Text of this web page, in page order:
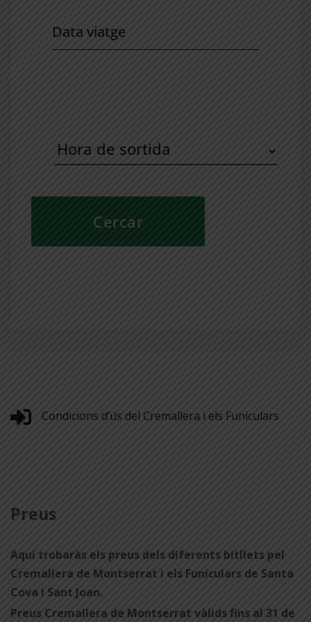
Data
Condicions d’ús del Cremallera i els Funiculars
Preus
Aquí trobaràs els preus dels diferents bitllets pel
Cremallera de Montserrat i els Funiculars de Santa
Cova i Sant Joan.
Preus Cremallera de Montserrat vàlids fins al 31 de